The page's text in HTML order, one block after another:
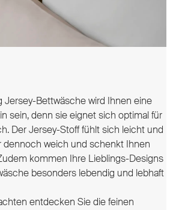
Jersey-Bettwäsche wird Ihnen eine
sein, denn sie eignet sich optimal für
Der Jersey-Stoff fühlt sich leicht und
dennoch weich und schenkt Ihnen
kommen Ihre Lieblings-Designs
besonders lebendig und lebhaft
entdecken Sie die feinen